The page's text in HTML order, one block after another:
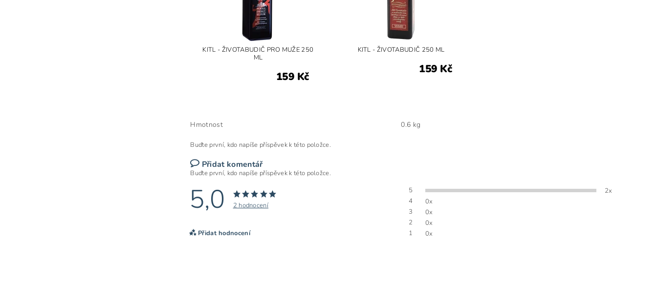
KITL - ŽIVOTABUDIČ PRO MUŽE 250
ML
159 Kč
KITL - ŽIVOTABUDIČ 250 ML
159 Kč
Hmotnost 0.6 kg
Buďte první, kdo napíše příspěvek k této položce.
Přidat komentář
Buďte první, kdo napíše příspěvek k této položce.
5,0 2 hodnocení
Přidat hodnocení
5
2x
4
0x
3
0x
2
0x
1
0x